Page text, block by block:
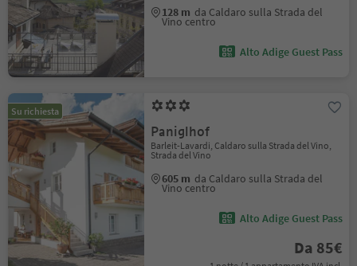
128 m da Caldaro sulla Strada del
Vino centro
Alto Adige Guest Pass
Su richiesta
Paniglhof
Barleit-Lavardi, Caldaro sulla Strada del Vino,
Strada del Vino
605 m da Caldaro sulla Strada del
Vino centro
Alto Adige Guest Pass
Da 85€